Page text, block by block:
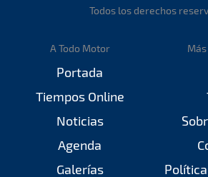
Todos los derechos
A Todo Motor
Portada
Tiempos Online
Noticias
Agenda
Galerías